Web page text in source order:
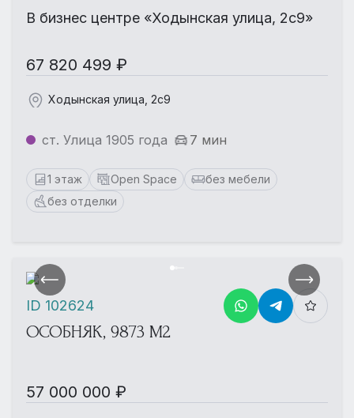
В бизнес центре «Ходынская улица, 2с9»
67 820 499 ₽
Ходынская улица, 2с9
ст. Улица 1905 года 7 мин
1 этаж Open Space
без мебели
без отделки
ОСОБНЯК, 9873 М2
57 000 000 ₽
ID 102624